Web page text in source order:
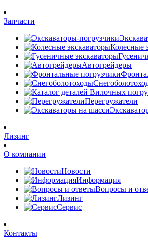
Запчасти
Колесные
Автогрейдеры
Перегружатели
Лизинг
О компании
Новости
Информация
Вопросы и
Лизинг
Сервис
Контакты